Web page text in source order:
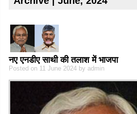
नए एनडीए साथी की तलाश में भाजपा
Posted on 11 June 2024 by admin